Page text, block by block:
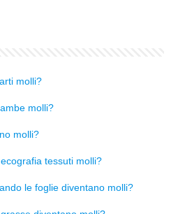
molli?
molli?
molli?
tessuti molli?
le foglie diventano molli?